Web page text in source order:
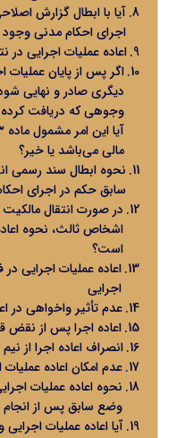
آیا با ابطال گزارش
اجرای احکام مدنی وجود
اعاده عملیات اجرایی در
اگر پس از پایان
دیگری صادر و نهایی
وجوهی که دریافت
مالی می‌باشد یا خیر؟
نحوه ابطال سند رسمی
سابق حکم در اجرای
در صورت انتقال
اشخاص ثالث، نحوه
است؟
اعاده عملیات اجرایی
اجرایی
عدم تأثیر واخواهی در
اعاده اجرا پس از نقض
انصراف اعاده اجرا از
عدم امکان اعاده عملیات
نحوه اعاده عملیات
وضع سابق پس از انجام
آیا اعاده عملیات